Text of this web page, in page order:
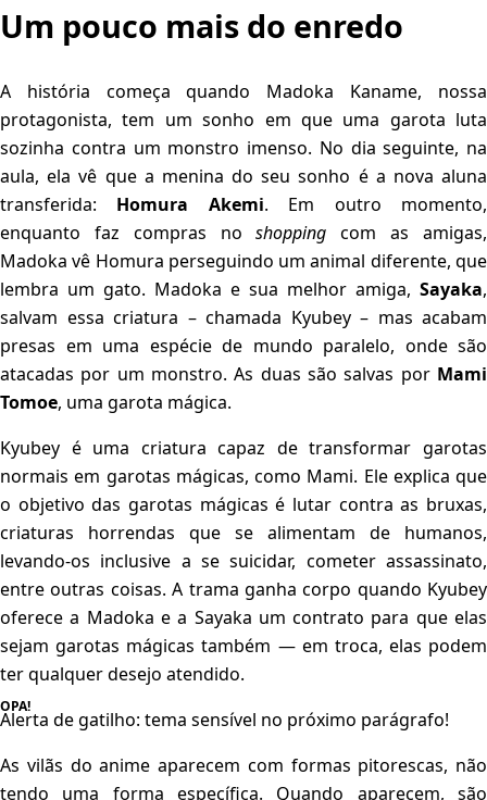
Um pouco mais do enredo
A história começa quando Madoka Kaname, nossa
protagonista, tem um sonho em que uma garota luta
sozinha contra um monstro imenso. No dia seguinte, na
aula, ela vê que a menina do seu sonho é a nova aluna
transferida: Homura Akemi. Em outro momento,
enquanto faz compras noshopping com as amigas,
Madoka vê Homura perseguindo um animal diferente, que
lembra um gato. Madoka e sua melhor amiga, Sayaka,
salvam essa criatura – chamada Kyubey – mas acabam
presas em uma espécie de mundo paralelo, onde são
atacadas por um monstro. As duas são salvas por Mami
Tomoe, uma garota mágica.
Kyubey é uma criatura capaz de transformar garotas
normais em garotas mágicas, como Mami. Ele explica que
o objetivo das garotas mágicas é lutar contra as bruxas,
criaturas horrendas que se alimentam de humanos,
levando-os inclusive a se suicidar, cometer assassinato,
entre outras coisas. A trama ganha corpo quando Kyubey
oferece a Madoka e a Sayaka um contrato para que elas
sejam garotas mágicas também — em troca, elas podem
ter qualquer desejo atendido.
Alerta de gatilho: tema sensível no próximo parágrafo!
As vilãs do anime aparecem com formas pitorescas, não
tendo uma forma específica. Quando aparecem, são